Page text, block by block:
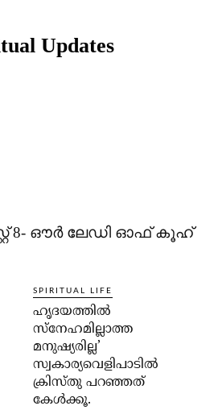
Updates
8- ഔര്‍ ലേഡി ഓഫ് കൂഹ്
SPIRITUAL LIFE
ഹൃദയത്തില്‍
സ്‌നേഹമില്ലാത്ത
മനുഷ്യരില്ല’
സ്വകാര്യവെളിപാടില്‍
ക്രിസ്തു പറഞ്ഞത്
കേള്‍ക്കൂ.